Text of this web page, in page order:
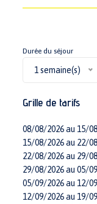
Durée du séjour
1 semaine(s)
Grille de tarifs
08/08/2026 au 15/
15/08/2026 au 22/
22/08/2026 au 29/
29/08/2026 au 05/
05/09/2026 au 12/
12/09/2026 au 19/